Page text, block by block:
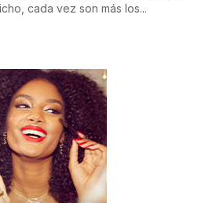
cada vez son más los...